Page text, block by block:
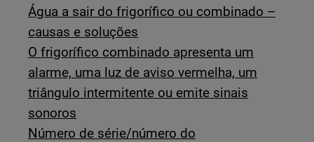
Água a sair do frigorífico ou combinado –
causas e soluções
O frigorífico combinado apresenta um
alarme, uma luz de aviso vermelha, um
triângulo intermitente ou emite sinais
sonoros
Número de série/número do